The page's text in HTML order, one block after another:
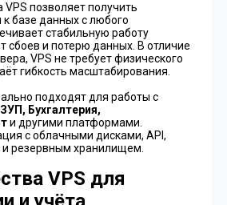
позволяет получить
базе данных с любого
стабильную работу
сбоев и потерю данных. В отличие
VPS не требует физического
гибкость масштабирования.
подходят для работы с
Бухгалтерия,
и другими платформами.
с облачными дисками, API,
резервным хранилищем.
VPS для